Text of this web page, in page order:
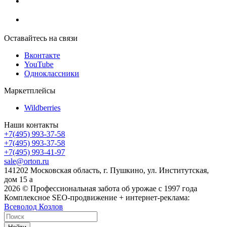
Оставайтесь на связи
Вконтакте
YouTube
Одноклассники
Маркетплейсы
Wildberries
Наши контакты
+7(495) 993-37-58
+7(495) 993-37-58
+7(495) 993-41-97
sale@orton.ru
141202 Московская область, г. Пушкино, ул. Институтская,
дом 15 а
2026 © Профессиональная забота об урожае с 1997 года
Комплексное SEO-продвижение + интернет-реклама:
Всеволод Козлов